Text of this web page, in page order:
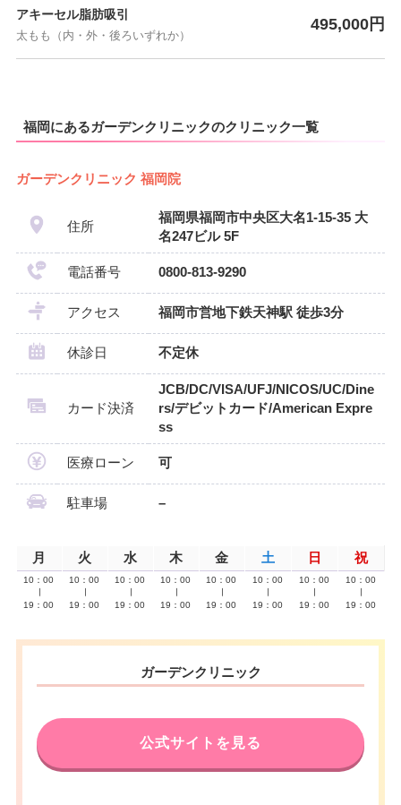
アキーセル脂肪吸引
太もも（内・外・後ろいずれか）
495,000円
福岡にあるガーデンクリニックのクリニック一覧
ガーデンクリニック 福岡院
住所
福岡県福岡市中央区大名1-15-35 大
名247ビル 5F
電話番号 0800-813-9290
アクセス 福岡市営地下鉄天神駅 徒歩3分
休診日 不定休
カード決済
JCB/DC/VISA/UFJ/NICOS/UC/Dine
rs/デビットカード/American Expre
ss
医療ローン 可
駐車場 –
月 火 水 木 金 土 日 祝
10：00
19：00
10：00
19：00
10：00
19：00
10：00
19：00
10：00
19：00
10：00
19：00
10：00
19：00
10：00
19：00
ガーデンクリニック
公式サイトを見る